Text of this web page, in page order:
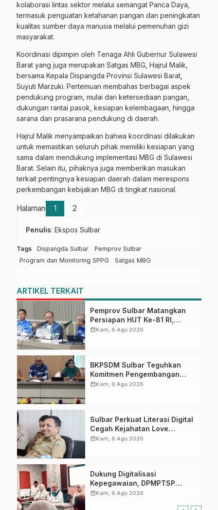
kolaborasi lintas sektor melalui semangat Panca Daya,
termasuk penguatan ketahanan pangan dan peningkatan
kualitas sumber daya manusia melalui pemenuhan gizi
masyarakat.
Koordinasi dipimpin oleh Tenaga Ahli Gubernur Sulawesi
Barat yang juga merupakan Satgas MBG, Hajrul Malik,
bersama Kepala Dispangda Provinsi Sulawesi Barat,
Suyuti Marzuki. Pertemuan membahas berbagai aspek
pendukung program, mulai dari ketersediaan pangan,
dukungan rantai pasok, kesiapan kelembagaan, hingga
sarana dan prasarana pendukung di daerah.
Hajrul Malik menyampaikan bahwa koordinasi dilakukan
untuk memastikan seluruh pihak memiliki kesiapan yang
sama dalam mendukung implementasi MBG di Sulawesi
Barat. Selain itu, pihaknya juga memberikan masukan
terkait pentingnya kesiapan daerah dalam merespons
perkembangan kebijakan MBG di tingkat nasional.
Halaman 1 2
Penulis: Ekspos Sulbar
Tags Dispangda Sulbar
Pemprov Sulbar
Program dan Monitoring SPPG
Satgas MBG
ARTIKEL TERKAIT
Pemprov Sulbar Matangkan
Persiapan HUT Ke-81 RI,
Puncak Upacara di Lapangan
calendar_monthKam, 6 Agu 2026
BKPSDM Sulbar Teguhkan
Komitmen Pengembangan
Kompetensi ASN melalui
calendar_monthKam, 6 Agu 2026
Sulbar Perkuat Literasi Digital
Cegah Kejahatan Love
Scamming
calendar_monthKam, 6 Agu 2026
Dukung Digitalisasi
Kepegawaian, DPMPTSP
Sulbar Siap Terapkan Aplikasi
calendar_monthKam, 6 Agu 2026